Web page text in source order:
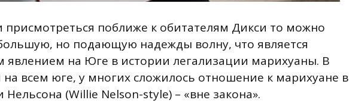
присмотреться поближе к обитателям Дикси то можно
но подающую надежды волну, что является
явлением на Юге в истории легализации марихуаны. В
на всем юге, у многих сложилось отношение к марихуане в
Нельсона (Willie Nelson-style) – «вне закона».